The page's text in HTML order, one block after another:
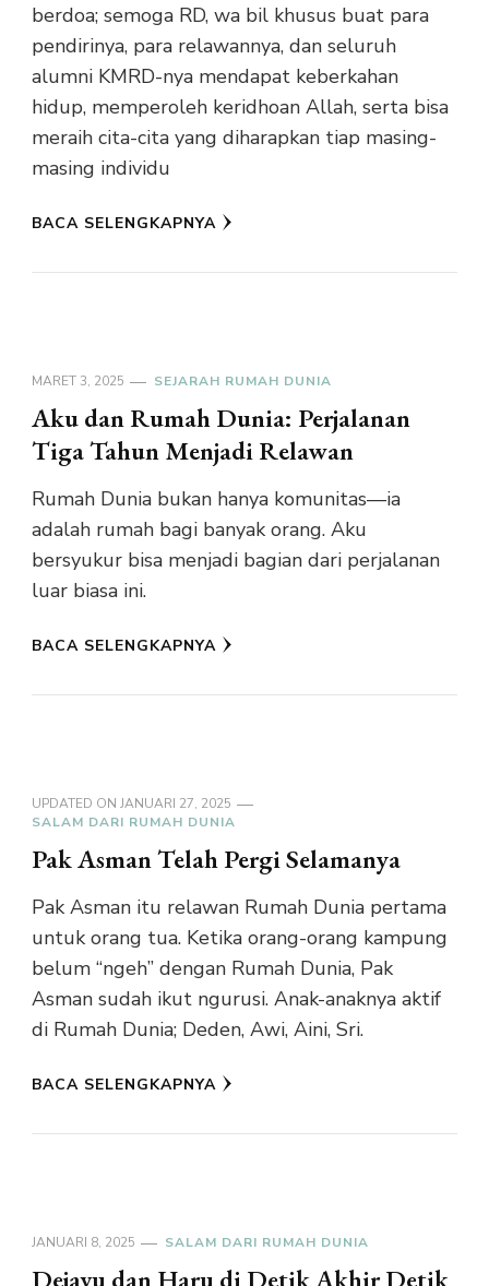
berdoa; semoga RD, wa bil khusus buat para
pendirinya, para relawannya, dan seluruh
alumni KMRD-nya mendapat keberkahan
hidup, memperoleh keridhoan Allah, serta bisa
meraih cita-cita yang diharapkan tiap masing-
masing individu
BACA SELENGKAPNYA
MARET 3, 2025 SEJARAH RUMAH DUNIA
Aku dan Rumah Dunia: Perjalanan
Tiga Tahun Menjadi Relawan
Rumah Dunia bukan hanya komunitas—ia
adalah rumah bagi banyak orang. Aku
bersyukur bisa menjadi bagian dari perjalanan
luar biasa ini.
BACA SELENGKAPNYA
UPDATED ON JANUARI 27, 2025
SALAM DARI RUMAH DUNIA
Pak Asman Telah Pergi Selamanya
Pak Asman itu relawan Rumah Dunia pertama
untuk orang tua. Ketika orang-orang kampung
belum “ngeh” dengan Rumah Dunia, Pak
Asman sudah ikut ngurusi. Anak-anaknya aktif
di Rumah Dunia; Deden, Awi, Aini, Sri.
BACA SELENGKAPNYA
JANUARI 8, 2025 SALAM DARI RUMAH DUNIA
Dejavu dan Haru di Detik Akhir Detik